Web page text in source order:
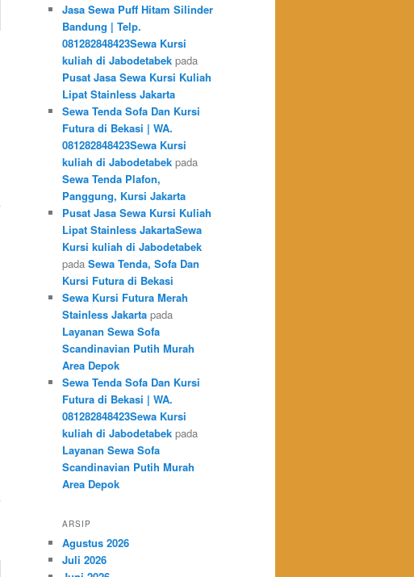
Jasa Sewa Puff Hitam Silinder
Bandung | Telp.
081282848423Sewa Kursi
kuliah di Jabodetabek pada
Pusat Jasa Sewa Kursi Kuliah
Lipat Stainless Jakarta
Sewa Tenda Sofa Dan Kursi
Futura di Bekasi | WA.
081282848423Sewa Kursi
kuliah di Jabodetabek pada
Sewa Tenda Plafon,
Panggung, Kursi Jakarta
Pusat Jasa Sewa Kursi Kuliah
Lipat Stainless JakartaSewa
Kursi kuliah di Jabodetabek
pada Sewa Tenda, Sofa Dan
Kursi Futura di Bekasi
Sewa Kursi Futura Merah
Stainless Jakarta pada
Layanan Sewa Sofa
Scandinavian Putih Murah
Area Depok
Sewa Tenda Sofa Dan Kursi
Futura di Bekasi | WA.
081282848423Sewa Kursi
kuliah di Jabodetabek pada
Layanan Sewa Sofa
Scandinavian Putih Murah
Area Depok
ARSIP
Agustus 2026
Juli 2026